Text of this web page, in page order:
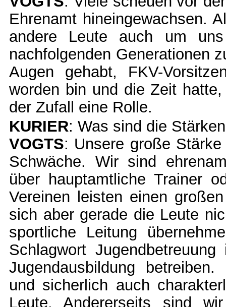
Ehrenamt hineingewachsen.
andere Leute auch um
nachfolgenden Generationen
Augen gehabt, FKV-
worden bin und die Zeit
der Zufall eine Rolle.
KURIER: Was sind die
VOGTS: Unsere große
Schwäche. Wir sind
über hauptamtliche Trainer
Vereinen leisten einen
sich aber gerade die Leute
sportliche Leitung
Schlagwort
Jugendausbildung
und sicherlich auch
Leute. Andererseits sind